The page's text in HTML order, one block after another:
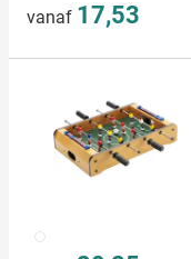
vanaf 17,53
009